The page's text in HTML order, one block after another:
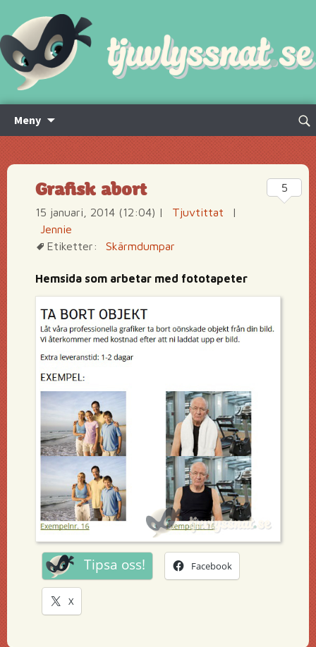
Meny
innehåll
Sök
Grafisk abort
15 januari, 2014 (12:04) | Tjuvtittat
|
Jennie
Etiketter:
Skärmdumpar
Hemsida som arbetar med fototapeter
Tipsa oss! Facebook
X
5